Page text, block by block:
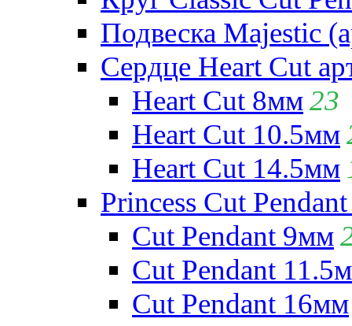
Подвеска Majestic
Сердце Heart Cut
Heart Cut 8мм23
Heart Cut 10.5мм
Heart Cut 14.5мм
Princess Cut
Cut Pendant 9мм
Cut Pendant
Cut Pendant 16мм